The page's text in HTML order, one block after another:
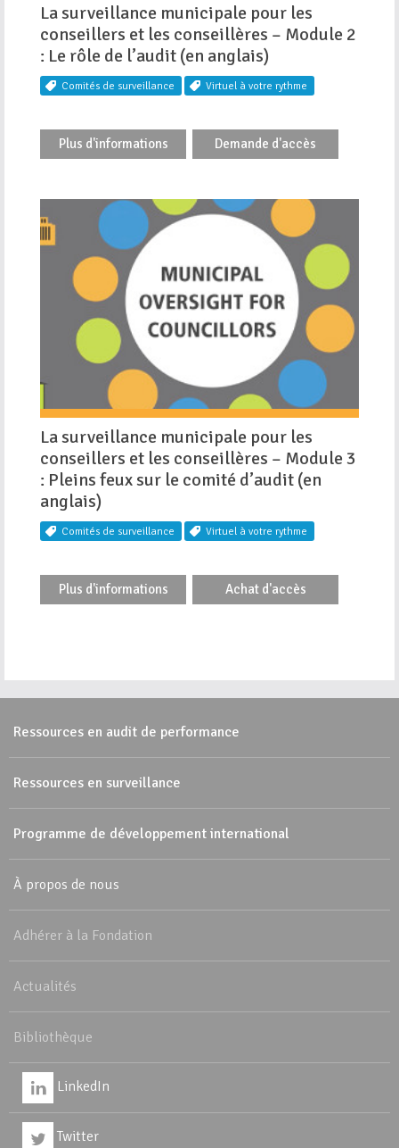
La surveillance municipale pour les
conseillers et les conseillères – Module 2
: Le rôle de l’audit (en anglais)
Comités de surveillance Virtuel à votre rythme
Plus d'informations Demande d'accès
La surveillance municipale pour les
conseillers et les conseillères – Module 3
: Pleins feux sur le comité d’audit (en
anglais)
Comités de surveillance Virtuel à votre rythme
Plus d'informations Achat d'accès
Ressources en audit de performance
Ressources en surveillance
Programme de développement international
À propos de nous
Adhérer à la Fondation
Actualités
Bibliothèque
LinkedIn
Twitter